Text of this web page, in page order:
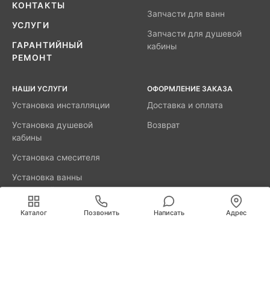
КОНТАКТЫ
УСЛУГИ
ГАРАНТИЙНЫЙ
РЕМОНТ
Запчасти для ванн
Запчасти для душевой
кабины
НАШИ УСЛУГИ
Установка инсталляции
Установка душевой
кабины
Установка смесителя
Установка ванны
акриловой
ОФОРМЛЕНИЕ ЗАКАЗА
Доставка и оплата
Возврат
Каталог Позвонить Написать Адрес
Мы используем cookies для быстрой и удобной
работы сайта. Продолжая пользоваться сайтом, вы
принимаете условияобработки персональных данных.